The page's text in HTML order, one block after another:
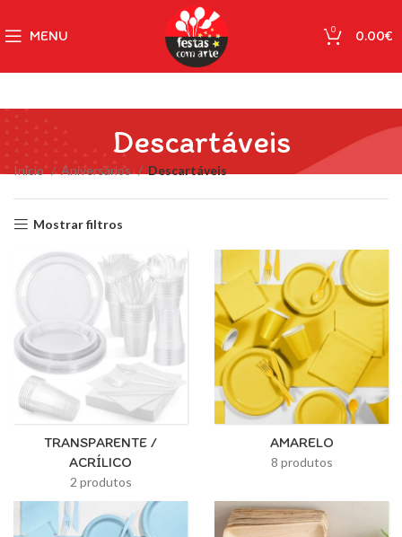
MENU 0 0.00€
Descartáveis
Início Aniversários Descartáveis
Mostrar filtros
TRANSPARENTE /
ACRÍLICO
2 produtos
AMARELO
8 produtos